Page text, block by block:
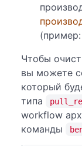
(пример:
Чтобы
вы можете
который
типа
workflow
команды